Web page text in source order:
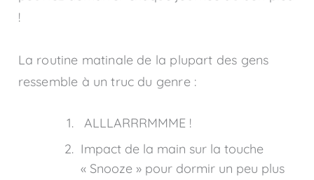
!
La routine matinale de la plupart des gens
ressemble à un truc du genre :
ALLLARRRMMME !
Impact de la main sur la touche
« Snooze » pour dormir un peu plus